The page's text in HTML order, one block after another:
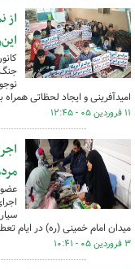
از
جنگ
امیدآفرینی و ایجاد لحظاتی
۱۱ فروردین ۰۵ - ۱۲:۴۵
میدان امام خمینی (ره) در ایام
۳ فروردین ۰۵ - ۱۰:۴۱